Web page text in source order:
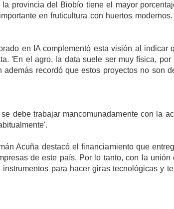
la provincia del Biobío tiene el mayor
en fruticultura con huertos
en IA complementó esta visión al
'En el agro, la data suele ser muy física,
además recordó que estos proyectos no son
debe trabajar mancomunadamente con la
Acuña destacó el financiamiento que
de este país. Por lo tanto, con la
instrumentos para hacer giras tecnológicas y